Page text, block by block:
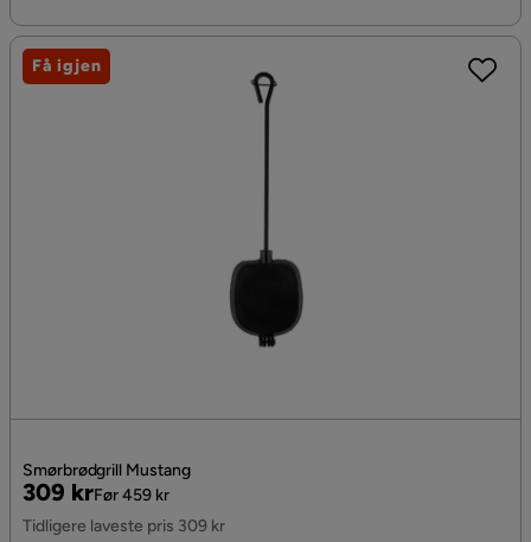
Smørbrødgrill Mustang
Pris
309 kr
Original
Pris
Før 459 kr
Tidligere laveste pris 309 kr
Få igjen